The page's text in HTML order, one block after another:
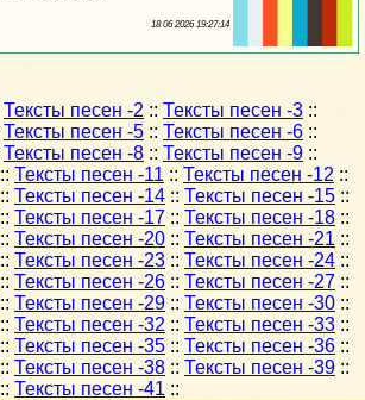
18 06 2026 19:27:14
Тексты песен -2 :: Тексты песен -3 ::
Тексты песен -5 :: Тексты песен -6 ::
Тексты песен -8 :: Тексты песен -9 ::
:: Тексты песен -11 :: Тексты песен -12 ::
:: Тексты песен -14 :: Тексты песен -15 ::
:: Тексты песен -17 :: Тексты песен -18 ::
:: Тексты песен -20 :: Тексты песен -21 ::
:: Тексты песен -23 :: Тексты песен -24 ::
:: Тексты песен -26 :: Тексты песен -27 ::
:: Тексты песен -29 :: Тексты песен -30 ::
:: Тексты песен -32 :: Тексты песен -33 ::
:: Тексты песен -35 :: Тексты песен -36 ::
:: Тексты песен -38 :: Тексты песен -39 ::
:: Тексты песен -41 ::